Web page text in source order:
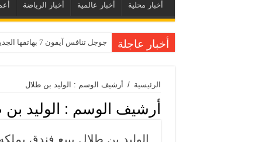
أخبار محلية أخبار عالمية أخبار الرياضة
أخبار عاجلة جوجل تنافس آيفون 7 بهاتفها الجديد بيكسل
الرئيسية / أرشيف الوسم : الوليد بن طلال
أرشيف الوسم : الوليد
الوليد بن طلال يبيع فندق يملكه بـ 645